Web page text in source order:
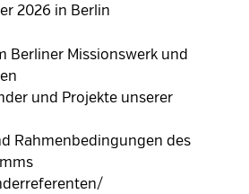
2026 in Berlin
Berliner Missionswerk und
und Projekte unserer
Rahmenbedingungen des